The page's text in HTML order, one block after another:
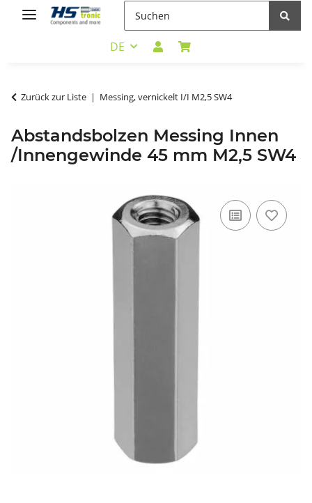
DE
Zurück zur Liste Messing, vernickelt I/I M2,5 SW4
Abstandsbolzen Messing Innen
/Innengewinde 45 mm M2,5 SW4